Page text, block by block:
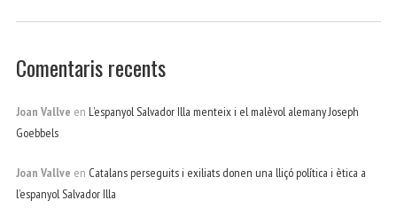
Comentaris recents
Joan Vallve en L’espanyol Salvador Illa menteix i el malèvol alemany Joseph
Goebbels
Joan Vallve en Catalans perseguits i exiliats donen una lliçó política i ètica a
l’espanyol Salvador Illa